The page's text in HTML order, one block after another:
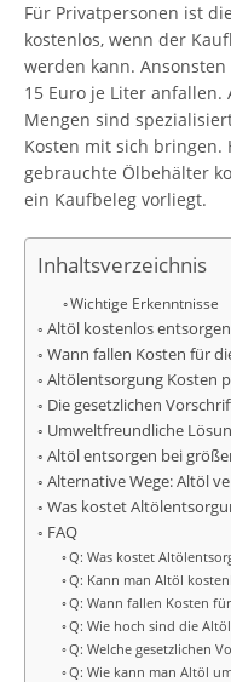
Für Privatpersonen ist die
kostenlos, wenn der
werden kann.
15 Euro je Liter
Mengen sind
Kosten mit sich
gebrauchte Ölbehälter
ein Kaufbeleg vorliegt.
Inhaltsverzeichnis
Wichtige Erkenntnisse
Altöl kostenlos
Wann fallen Kosten für
Altölentsorgung Kosten
Die gesetzlichen
Umweltfreundliche
Altöl entsorgen bei
Alternative Wege: Altöl
Was kostet
FAQ
Q: Was kostet
Q: Kann man Altöl
Q: Wann fallen Kosten
Q: Wie hoch sind die
Q: Welche gesetzlichen
Q: Wie kann man Altöl